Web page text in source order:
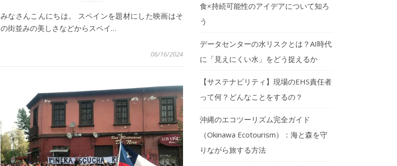
みなさんこんにちは。 スペインを題材にした映画はそ
の街並みの美しさなどからスペイ…
06/16/2024
食×持続可能性のアイデアについて知ろ
う
データセンターの水リスクとは？AI時代
に「見えにくい水」をどう捉えるか
【サステナビリティ】現場のEHS責任者
って何？どんなことをするの？
沖縄のエコツーリズム完全ガイド
（Okinawa Ecotourism）：海と森を守
りながら旅する方法